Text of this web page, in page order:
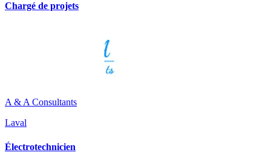
Chargé de projets
A & A Consultants
Laval
Électrotechnicien